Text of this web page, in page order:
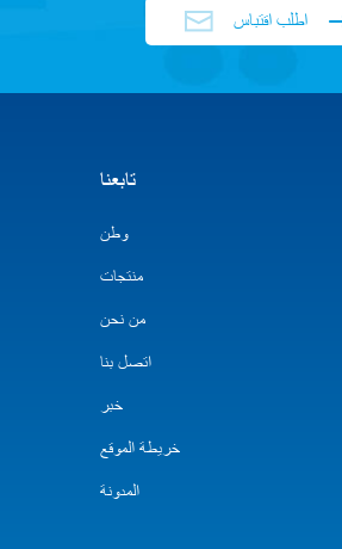
اطلب اقتباس
تابعنا
وطن
منتجات
من نحن
اتصل بنا
خبر
خريطة الموقع
المدونة